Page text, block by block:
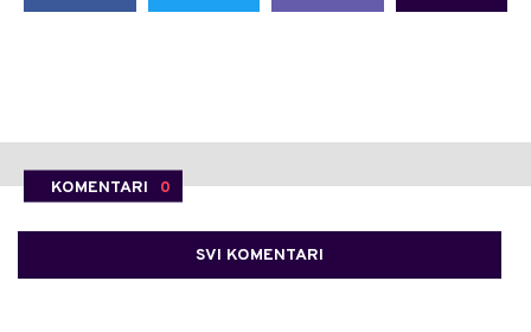
KOMENTARI 0
SVI KOMENTARI